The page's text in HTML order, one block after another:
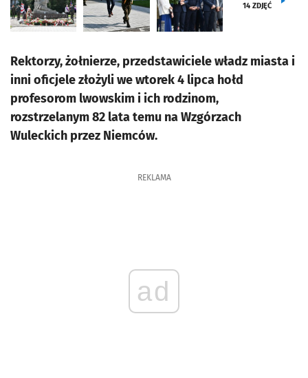
14 ZDJĘĆ
Rektorzy, żołnierze, przedstawiciele władz miasta i
inni oficjele złożyli we wtorek 4 lipca hołd
profesorom lwowskim i ich rodzinom,
rozstrzelanym 82 lata temu na Wzgórzach
Wuleckich przez Niemców.
REKLAMA
ad